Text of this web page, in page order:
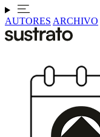
AUTORES ARCHIVO